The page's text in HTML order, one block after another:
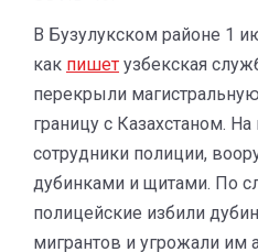
В Бузулукском районе 1
как пишет узбекская
перекрыли
границу с Казахстаном.
сотрудники полиции,
дубинками и щитами. По
полицейские избили
мигрантов и угрожали им